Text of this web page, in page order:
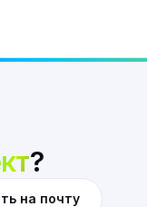
?
на почту